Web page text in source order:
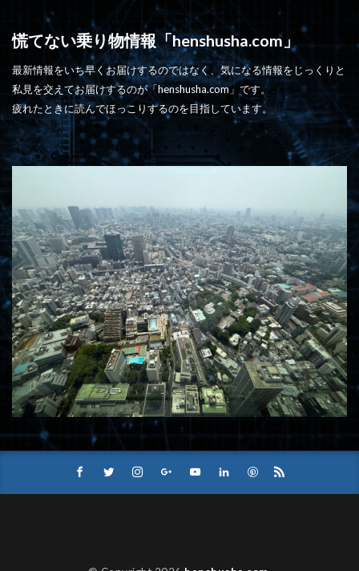
慌てない乗り物情報「henshusha.com」
最新情報をいち早くお届けするのではなく、気になる情報をじっくりと
私見を交えてお届けするのが「henshusha.com」です。
疲れたときに読んでほっこりするのを目指しています。